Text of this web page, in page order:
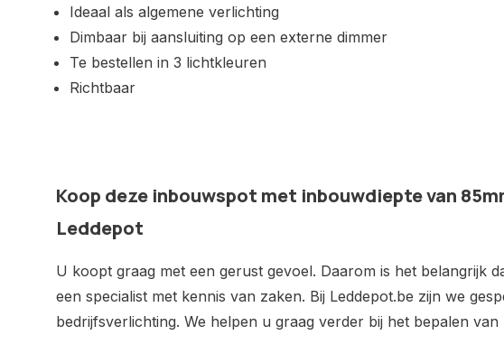
Ideaal als algemene verlichting
Dimbaar bij aansluiting op een externe dimmer
Te bestellen in 3 lichtkleuren
Richtbaar
Koop deze inbouwspot met inbouwdiepte van
Leddepot
U koopt graag met een gerust gevoel. Daarom is het belangrijk
een specialist met kennis van zaken. Bij Leddepot.be zijn we
bedrijfsverlichting. We helpen u graag verder bij het bepalen van